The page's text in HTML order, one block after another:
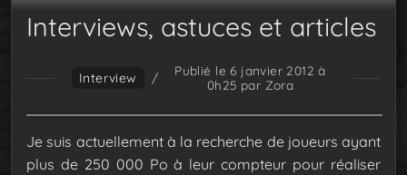
Interviews, astuces et articles
Interview /
Publié le 6 janvier 2012 à
0h25 par Zora
Je suis actuellement à la recherche de joueurs ayant
plus de 250 000 Po à leur compteur pour réaliser